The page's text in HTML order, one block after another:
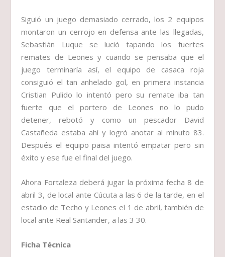
Siguió un juego demasiado cerrado, los 2 equipos
montaron un cerrojo en defensa ante las llegadas,
Sebastián Luque se lució tapando los fuertes
remates de Leones y cuando se pensaba que el
juego terminaría así, el equipo de casaca roja
consiguió el tan anhelado gol, en primera instancia
Cristian Pulido lo intentó pero su remate iba tan
fuerte que el portero de Leones no lo pudo
detener, rebotó y como un pescador David
Castañeda estaba ahí y logró anotar al minuto 83.
Después el equipo paisa intentó empatar pero sin
éxito y ese fue el final del juego.
Ahora Fortaleza deberá jugar la próxima fecha 8 de
abril 3, de local ante Cúcuta a las 6 de la tarde, en el
estadio de Techo y Leones el 1 de abril, también de
local ante Real Santander, a las 3 30.
Ficha Técnica